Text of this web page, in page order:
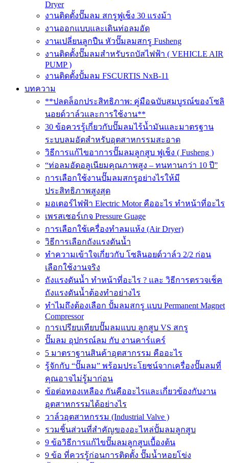
Dryer
งานติดตั้งปั๊มลม สกรูฟูเช็ง 30 แรงม้า
งานออกแบบและเดินท่อลมอัด
งานเปลี่ยนลูกปืน หัวปั๊มลมสกรู Fusheng
งานติดตั้งปั๊มลมสำหรับรถบัสไฟฟ้า ( VEHICLE AIR
PUMP )
งานติดตั้งปั้มลม FSCURTIS NxB-11
บทความ
**ปลดล็อกประสิทธิภาพ: คู่มือฉบับสมบูรณ์ของโซลิ
นอยด์วาล์วและการใช้งาน**
30 ข้อควรรู้เกี่ยวกับปั๊มลมไร้น้ำมันและมาตรฐาน
ระบบลมอัดสำหรับอุตสาหกรรมสะอาด
วิธีการแก้ไขอาการปั๊มลมลูกสูบ ฟูเช็ง ( Fusheng )
“ท่อลมอัดอลูเนียมคุณภาพสูง – ทนทานกว่า 10 ปี”
การเลือกใช้งานปั๊มลมสกรูอย่างไรให้มี
ประสิทธิภาพสูงสุด
มอเตอร์ไฟฟ้า Electric Motor คืออะไร ทำหน้าที่อะไร
เพรสเชอร์เกจ Pressure Guage
การเลือกใช้เครื่องทำลมแห้ง (Air Dryer)
วิธีการเลือกถังแรงดันน้ำ
ทำความเข้าใจเกี่ยวกับ โซลินอยด์วาล์ว 2/2 ก่อน
เลือกใช้งานจริง
ถังแรงดันน้ำ ทำหน้าที่อะไร ? และ วิธีการตรวจเช็ค
ถังแรงดันน้ำต้องทำอย่างไร
ทำไมถึงต้องเลือก ปั้มลมสกรู แบบ Permanent Magnet
Compressor
การเปรียบเทียบปั๊มลมแบบ ลูกสูบ VS สกรู
ปั๊มลม อุปกรณ์ลม กับ งานคาร์แคร์
5 มาตราฐานสินค้าอุตสากรรม คืออะไร
รู้จักกับ “ปั๊มลม” พร้อมประโยชน์จากเครื่องปั๊มลมที่
คุณอาจไม่รู้มาก่อน
ข้อต่อทองเหลือง กันคืออะไรและเกี่ยวข้องกับงาน
อุตสาหกรรมได้อย่างไร
วาล์วอุตสาหกรรม (Industrial Valve )
รวมชิ้นส่วนที่สำคัญของอะไหล่ปั้มลมลูกสูบ
9 ข้อวิธีการแก้ไขปั๊มลมลูกสูบเบื้องต้น
9 ข้อ ที่ควรรู้ก่อนการติดตั้ง ปั๊มน้ำหอยโข่ง